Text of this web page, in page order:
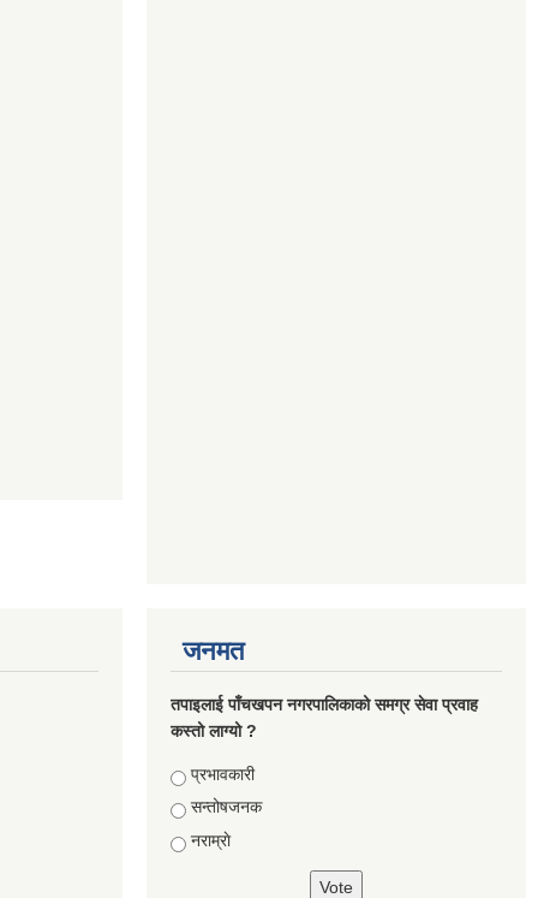
जनमत
तपाइलाई पाँचखपन नगरपालिकाको समग्र सेवा प्रवाह
कस्तो लाग्यो ?
Choices
प्रभावकारी
सन्तोषजनक
नराम्राे